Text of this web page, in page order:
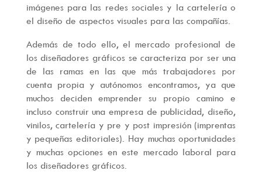
imágenes para las redes sociales y la cartelería o
el diseño de aspectos visuales para las compañías.
Además de todo ello, el mercado profesional de
los diseñadores gráficos se caracteriza por ser una
de las ramas en las que más trabajadores por
cuenta propia y autónomos encontramos, ya que
muchos deciden emprender su propio camino e
incluso construir una empresa de publicidad, diseño,
vinilos, cartelería y pre y post impresión (imprentas
y pequeñas editoriales). Hay muchas oportunidades
y muchas opciones en este mercado laboral para
los diseñadores gráficos.